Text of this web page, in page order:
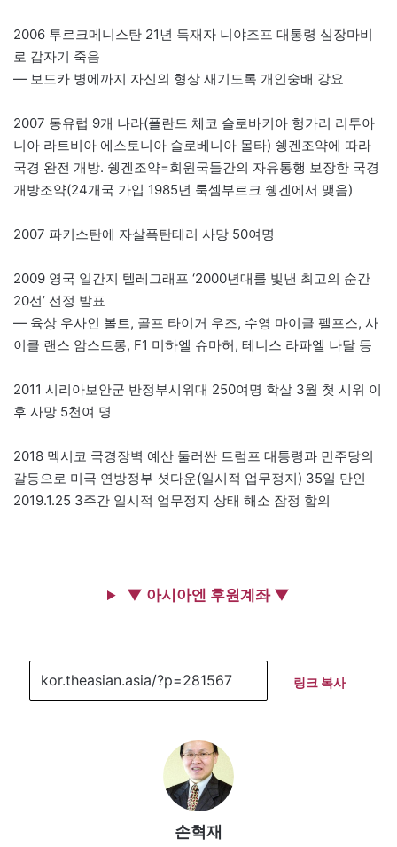
2006 투르크메니스탄 21년 독재자 니야조프 대통령 심장마비
로 갑자기 죽음
— 보드카 병에까지 자신의 형상 새기도록 개인숭배 강요
2007 동유럽 9개 나라(폴란드 체코 슬로바키아 헝가리 리투아
니아 라트비아 에스토니아 슬로베니아 몰타) 쉥겐조약에 따라
국경 완전 개방. 쉥겐조약=회원국들간의 자유통행 보장한 국경
개방조약(24개국 가입 1985년 룩셈부르크 쉥겐에서 맺음)
2007 파키스탄에 자살폭탄테러 사망 50여명
2009 영국 일간지 텔레그래프 ‘2000년대를 빛낸 최고의 순간
20선’ 선정 발표
— 육상 우사인 볼트, 골프 타이거 우즈, 수영 마이클 펠프스, 사
이클 랜스 암스트롱, F1 미하엘 슈마허, 테니스 라파엘 나달 등
2011 시리아보안군 반정부시위대 250여명 학살 3월 첫 시위 이
후 사망 5천여 명
2018 멕시코 국경장벽 예산 둘러싼 트럼프 대통령과 민주당의
갈등으로 미국 연방정부 셧다운(일시적 업무정지) 35일 만인
2019.1.25 3주간 일시적 업무정지 상태 해소 잠정 합의
▼ 아시아엔 후원계좌 ▼
링크 복사
손혁재